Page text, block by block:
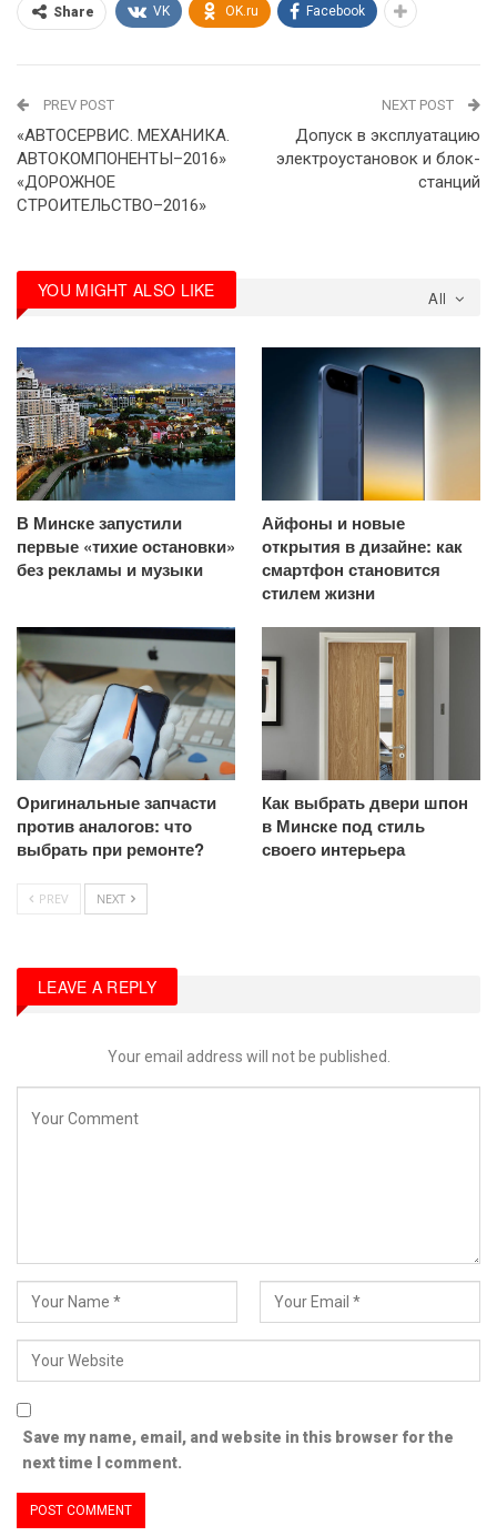
Share VK OK.ru Facebook
PREV POST
«АВТОСЕРВИС. МЕХАНИКА.
АВТОКОМПОНЕНТЫ–2016»
«ДОРОЖНОЕ
СТРОИТЕЛЬСТВО–2016»
NEXT POST
Допуск в эксплуатацию
электроустановок и блок-
станций
All
YOU MIGHT ALSO LIKE
В Минске запустили
первые «тихие остановки»
без рекламы и музыки
Айфоны и новые
открытия в дизайне: как
смартфон становится
стилем жизни
Оригинальные запчасти
против аналогов: что
выбрать при ремонте?
Как выбрать двери шпон
в Минске под стиль
своего интерьера
PREV NEXT
LEAVE A REPLY
Your email address will not be published.
Save my name, email, and website in this browser for the
next time I comment.